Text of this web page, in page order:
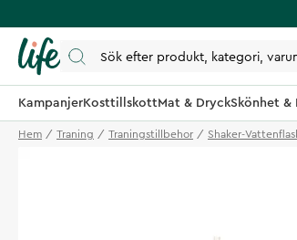
KampanjerKosttillskottMat & DryckSkönhet &
Hem Traning Traningstillbehor Shaker-